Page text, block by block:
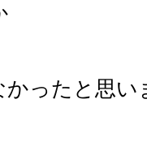
かったと思い